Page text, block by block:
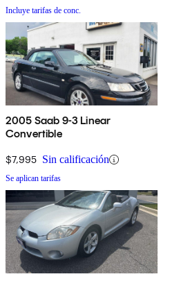
Incluye tarifas de conc.
2005 Saab 9-3 Linear
Convertible
$7,995 Sin calificación
Se aplican tarifas